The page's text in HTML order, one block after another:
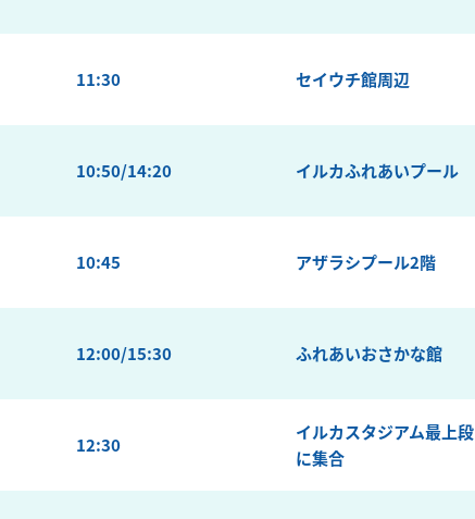
11:30 セイウチ館周辺
10:50/14:20 イルカふれあいプール
10:45 アザラシプール2階
12:00/15:30 ふれあいおさかな館
12:30
イルカスタジアム最上段
に集合